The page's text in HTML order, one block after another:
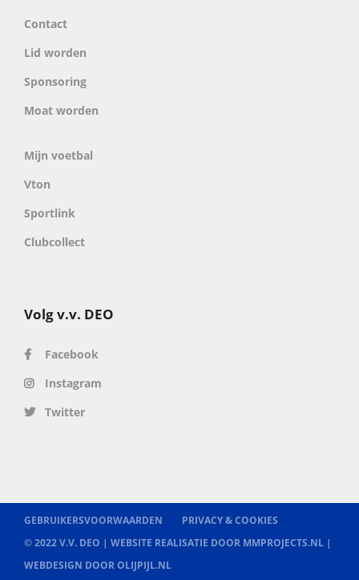
Contact
Lid worden
Sponsoring
Moat worden
Mijn voetbal
Vton
Sportlink
Clubcollect
Volg v.v. DEO
Facebook
Instagram
Twitter
GEBRUIKERSVOORWAARDEN
PRIVACY & COOKIES
© 2022 V.V. DEO | WEBSITE REALISATIE DOOR MMPROJECTS.NL|
WEBDESIGN DOOR OLIJPIJL.NL